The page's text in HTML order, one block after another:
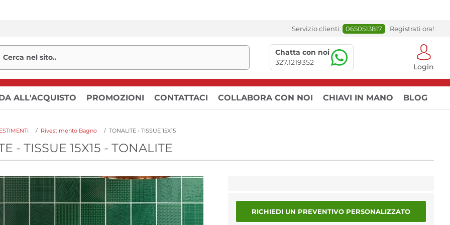
Servizio clienti: 0650513817 Registrati ora!
Chatta con noi
327.1219352
Login
ALL'ACQUISTO PROMOZIONI CONTATTACI COLLABORA CON NOI CHIAVI IN MANO BLOG
/ Rivestimento Bagno / TONALITE - TISSUE 15X15
- TISSUE 15X15 - TONALITE
RICHIEDI UN PREVENTIVO PERSONALIZZATO